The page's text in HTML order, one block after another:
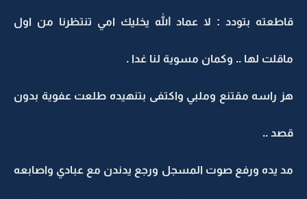
قاطعته بتودد : لا عماد الله يخليك امي تنتظرنا من اول
ماقلت لها .. وكمان مسوية لنا غدا .
هز راسه مقتنع وملبي واكتفى بتنهيده طلعت عفوية بدون
قصد ..
مد يده ورفع صوت المسجل ورجع يدندن مع عبادي واصابعه